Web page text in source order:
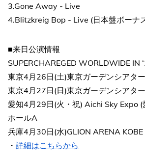
3.Gone Away - Live
4.Blitzkreig Bop - Live (日本盤ボーナ
■来日公演情報
SUPERCHAREGED WORLDWIDE IN
東京4月26日(土)東京ガーデンシアター
東京4月27日(日)東京ガーデンシアター
愛知4月29日(火・祝) Aichi Sky Expo (
ホールA
兵庫4月30日(水)GLION ARENA KOBE
・ 詳細はこちらから